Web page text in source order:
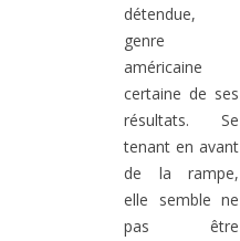
détendue,
genre
américaine
certaine de ses
résultats. Se
tenant en avant
de la rampe,
elle semble ne
pas être